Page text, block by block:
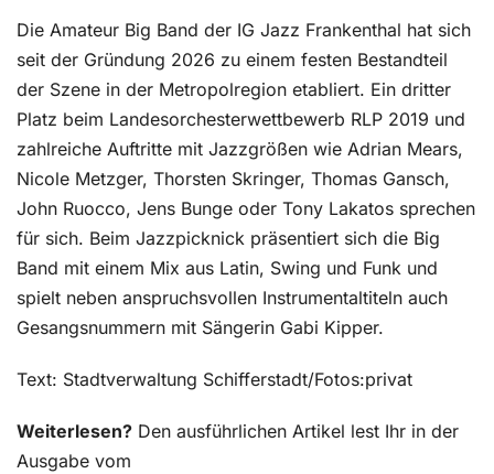
Die Amateur Big Band der IG Jazz Frankenthal hat sich
seit der Gründung 2026 zu einem festen Bestandteil
der Szene in der Metropolregion etabliert. Ein dritter
Platz beim Landesorchesterwettbewerb RLP 2019 und
zahlreiche Auftritte mit Jazzgrößen wie Adrian Mears,
Nicole Metzger, Thorsten Skringer, Thomas Gansch,
John Ruocco, Jens Bunge oder Tony Lakatos sprechen
für sich. Beim Jazzpicknick präsentiert sich die Big
Band mit einem Mix aus Latin, Swing und Funk und
spielt neben anspruchsvollen Instrumentaltiteln auch
Gesangsnummern mit Sängerin Gabi Kipper.
Text: Stadtverwaltung Schifferstadt/Fotos:privat
Weiterlesen? Den ausführlichen Artikel lest Ihr in der
Ausgabe vom